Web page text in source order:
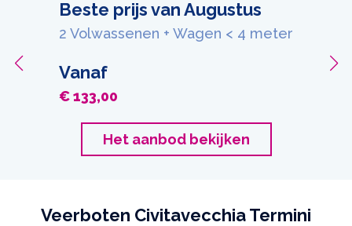
Beste prijs van Augustus
2 Volwassenen + Wagen < 4 meter
Vanaf
€ 133,00
Het aanbod bekijken
Veerboten Civitavecchia Termini